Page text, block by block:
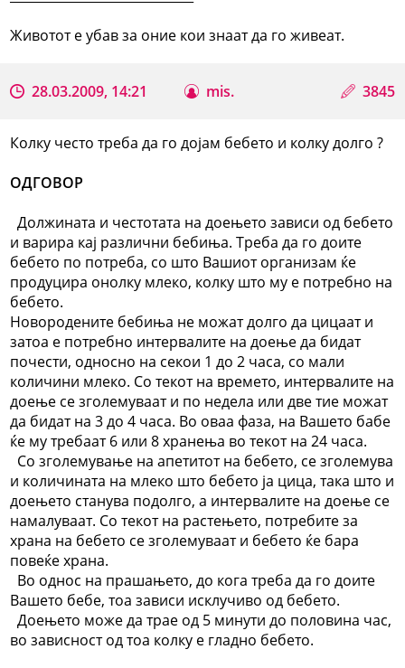
Животот е убав за оние кои знаат да го живеат.
28.03.2009, 14:21 mis. 3845
Колку често треба да го дојам бебето и колку долго ?
ОДГОВОР
Должината и честотата на доењето зависи од бебето
и варира кај различни бебиња. Треба да го доите
бебето по потреба, со што Вашиот организам ќе
продуцира онолку млеко, колку што му е потребно на
бебето.
Новородените бебиња не можат долго да цицаат и
затоа е потребно интервалите на доење да бидат
почести, односно на секои 1 до 2 часа, со мали
количини млеко. Со текот на времето, интервалите на
доење се зголемуваат и по недела или две тие можат
да бидат на 3 до 4 часа. Во оваа фаза, на Вашето бабе
ќе му требаат 6 или 8 хранења во текот на 24 часа.
Со зголемување на апетитот на бебето, се зголемува
и количината на млеко што бебето ја цица, така што и
доењето станува подолго, а интервалите на доење се
намалуваат. Со текот на растењето, потребите за
храна на бебето се зголемуваат и бебето ќе бара
повеќе храна.
Во однос на прашањето, до кога треба да го доите
Вашето бебе, тоа зависи исклучиво од бебето.
Доењето може да трае од 5 минути до половина час,
во зависност од тоа колку е гладно бебето.